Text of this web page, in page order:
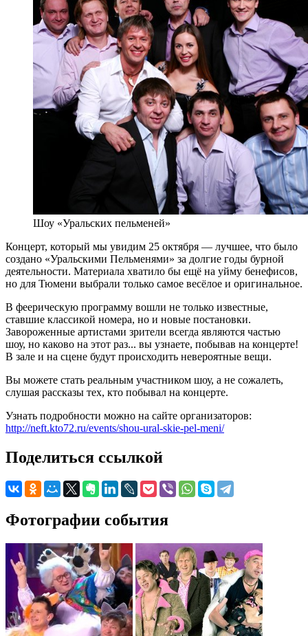
Шоу «Уральских пельменей»
Концерт, который мы увидим 25 октября — лучшее, что было
создано «Уральскими Пельменями» за долгие годы бурной
деятельности. Материала хватило бы ещё на уйму бенефисов,
но для Тюмени выбрали только самое весёлое и оригинальное.
В феерическую программу вошли не только известные,
ставшие классикой номера, но и новые постановки.
Завороженные артистами зрители всегда являются частью
шоу, но каково на этот раз... вы узнаете, побывав на концерте!
В зале и на сцене будут происходить невероятные вещи.
Вы можете стать реальным участником шоу, а не сожалеть,
слушая рассказы тех, кто побывал на концерте.
Узнать подробности можно на сайте организаторов:
http://neft.kto72.ru/events/shou-ural-skie-pel-meni/
Поделиться ссылкой
Фотографии события